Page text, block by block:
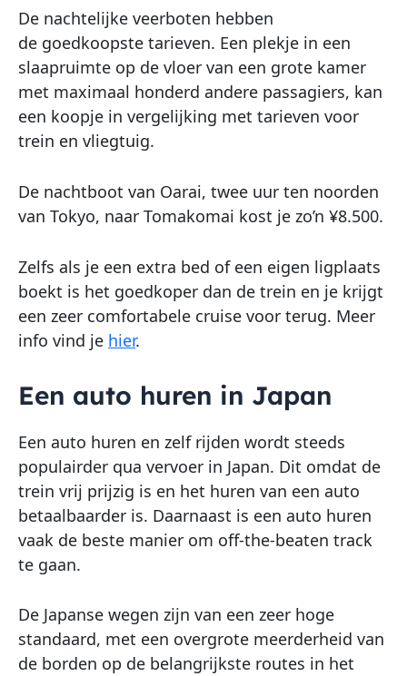
De nachtelijke veerboten hebben
de goedkoopste tarieven. Een plekje in een
slaapruimte op de vloer van een grote kamer
met maximaal honderd andere passagiers, kan
een koopje in vergelijking met tarieven voor
trein en vliegtuig.
De nachtboot van Oarai, twee uur ten noorden
van Tokyo, naar Tomakomai kost je zo’n ¥8.500.
Zelfs als je een extra bed of een eigen ligplaats
boekt is het goedkoper dan de trein en je krijgt
een zeer comfortabele cruise voor terug. Meer
info vind je hier.
Een auto huren in Japan
Een auto huren en zelf rijden wordt steeds
populairder qua vervoer in Japan. Dit omdat de
trein vrij prijzig is en het huren van een auto
betaalbaarder is. Daarnaast is een auto huren
vaak de beste manier om off-the-beaten track
te gaan.
De Japanse wegen zijn van een zeer hoge
standaard, met een overgrote meerderheid van
de borden op de belangrijkste routes in het